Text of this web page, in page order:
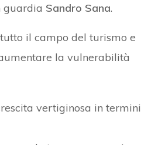
guardia Sandro Sana.
il campo del turismo e
la vulnerabilità
vertiginosa in termini